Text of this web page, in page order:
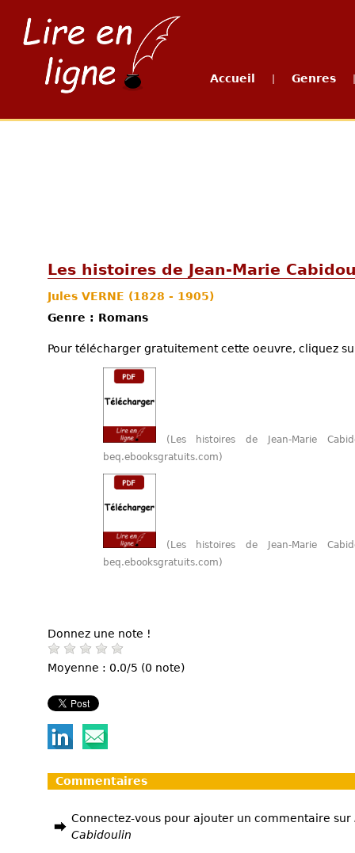
Accueil Genres
Les histoires de Jean-Marie
Jules VERNE (1828 - 1905)
Genre : Romans
Pour télécharger gratuitement cette oeuvre, cliquez
(Les histoires de Jean-Marie
beq.ebooksgratuits.com)
(Les histoires de Jean-Marie
beq.ebooksgratuits.com)
Donnez une note !
Moyenne : 0.0/5 (0 note)
Commentaires
Connectez-vous pour ajouter un commentaire sur
Cabidoulin